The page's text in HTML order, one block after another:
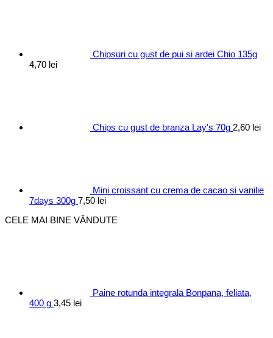
Chipsuri cu gust de pui si ardei Chio 135g
4,70 lei
Chips cu gust de branza Lay's 70g 2,60 lei
Mini croissant cu crema de cacao si vanilie
7days 300g 7,50 lei
CELE MAI BINE VÂNDUTE
Paine rotunda integrala Bonpana, feliata,
400 g 3,45 lei